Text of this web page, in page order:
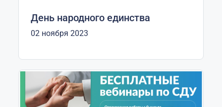
День народного единства
02 ноября 2023